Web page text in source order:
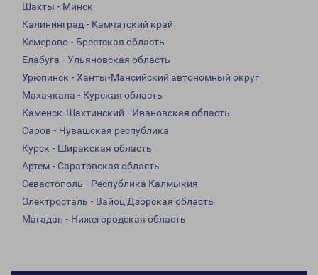
Шахты - Минск
Калининград - Камчатский край
Кемерово - Брестская область
Елабуга - Ульяновская область
Урюпинск - Ханты-Мансийский автономный округ
Махачкала - Курская область
Каменск-Шахтинский - Ивановская область
Саров - Чувашская республика
Курск - Ширакская область
Артем - Саратовская область
Севастополь - Республика Калмыкия
Электросталь - Вайоц Дзорская область
Магадан - Нижегородская область